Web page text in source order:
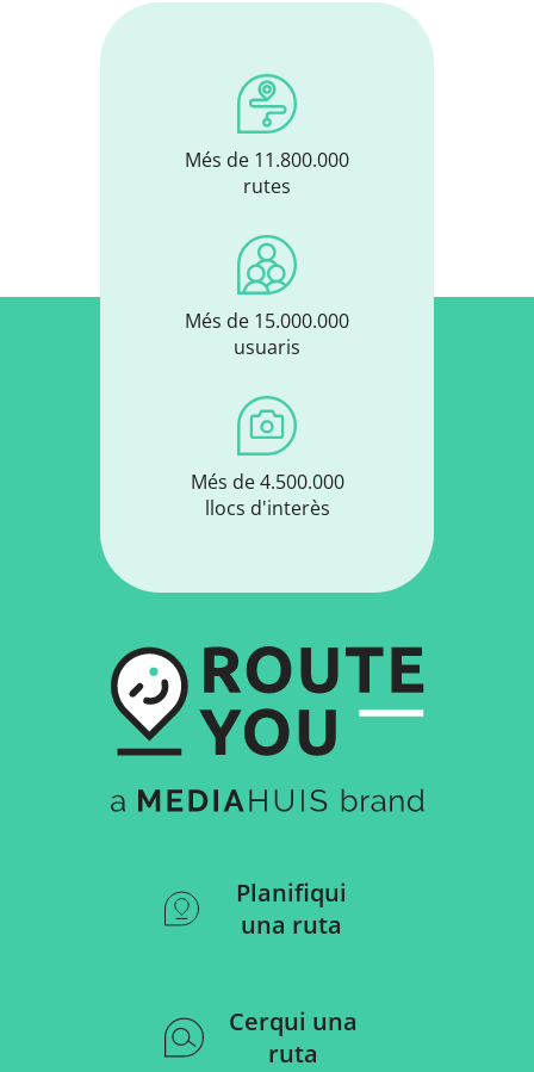
Més de 11.800.000
rutes
Més de 15.000.000
usuaris
Més de 4.500.000
llocs d'interès
Planifiqui
una ruta
Cerqui una
ruta